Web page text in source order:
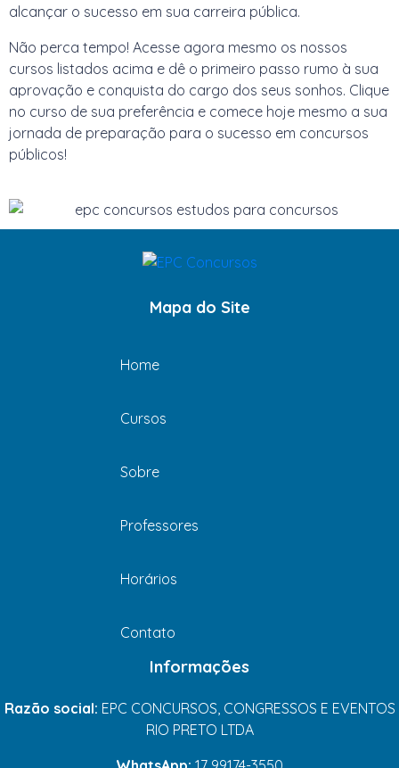
alcançar o sucesso em sua carreira pública.
Não perca tempo! Acesse agora mesmo os nossos
cursos listados acima e dê o primeiro passo rumo à sua
aprovação e conquista do cargo dos seus sonhos. Clique
no curso de sua preferência e comece hoje mesmo a sua
jornada de preparação para o sucesso em concursos
públicos!
Mapa do Site
Home
Cursos
Sobre
Professores
Horários
Contato
Informações
Razão social: EPC CONCURSOS, CONGRESSOS E EVENTOS
RIO PRETO LTDA